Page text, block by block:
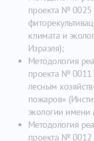
проекта № 0025
климата и
Израэля);
Методология
проекта № 0011
лесным
пожаров»
экологии имени
Методология
проекта № 0012